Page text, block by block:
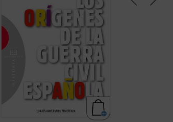
más han contribuido al debate en
torno a un período crucial de la
historia española.
La nueva edición, en el 70º
aniversario del final de la Guerra
Civil y a diez años de su ...(ver
clásicas de